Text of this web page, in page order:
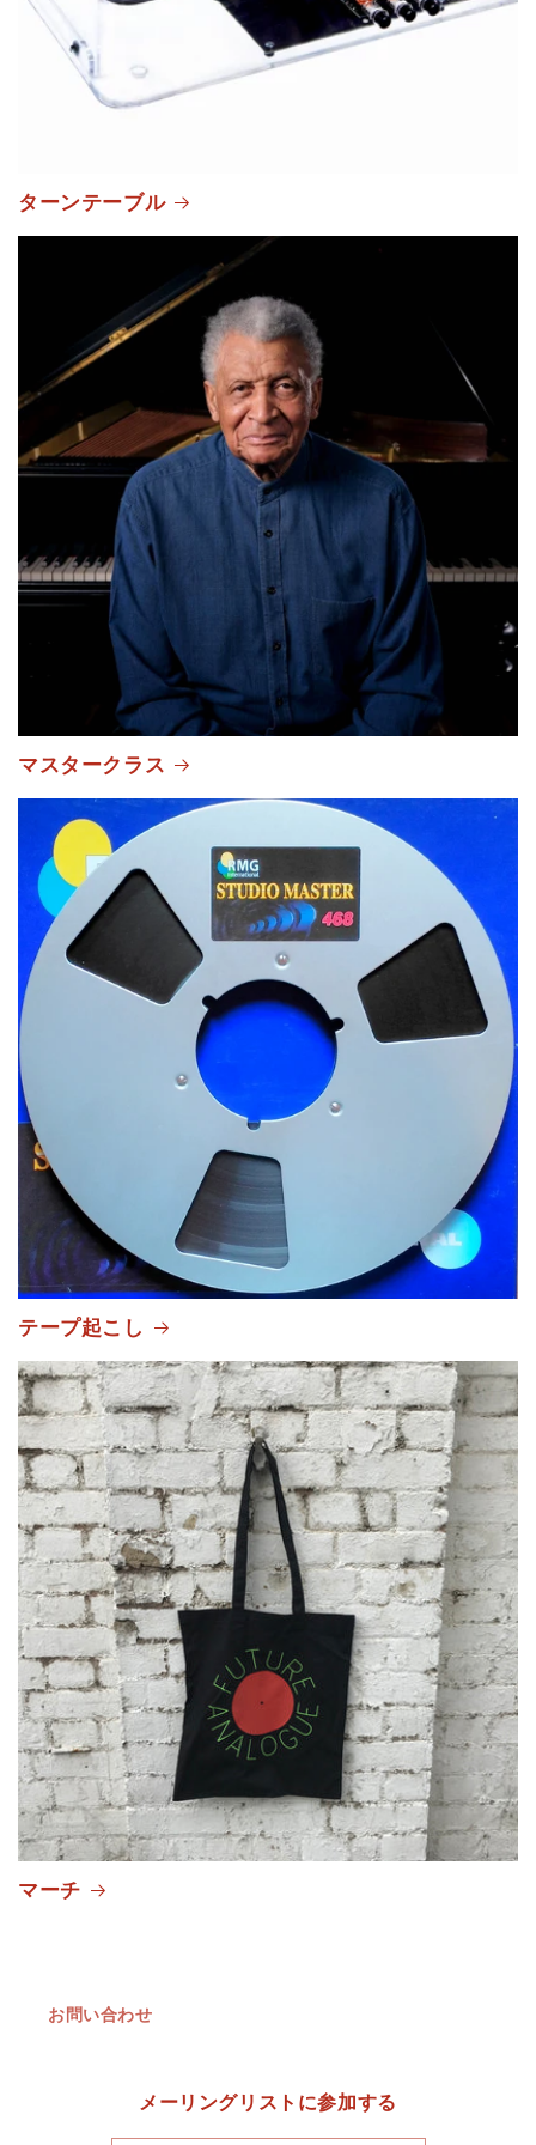
ターンテーブル
マスタークラス
テープ起こし
マーチ
お問い合わせ
メーリングリストに参加する